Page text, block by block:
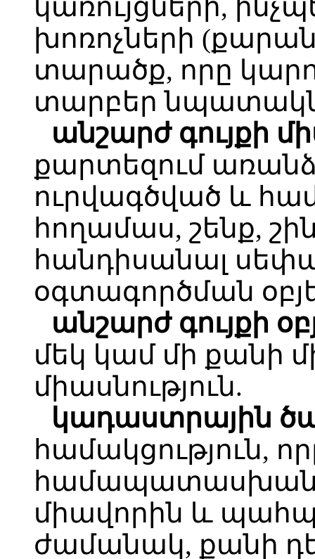
կառույցների,
խոռոչների
տարածք, որը
տարբեր
անշարժ գույքի
քարտեզում
ուրվագծված և
հողամաս, շենք,
հանդիսանալ
օգտագործման
անշարժ գույքի
մեկ կամ մի քանի
միասնություն.
կադաստրային
համակցություն,
միավորին և
ժամանակ, քանի